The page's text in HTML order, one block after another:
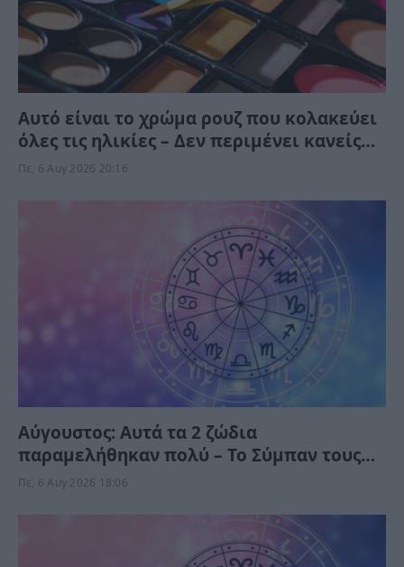
Αυτό είναι το χρώμα ρουζ που κολακεύει
όλες τις ηλικίες – Δεν περιμένει κανείς
ότι “χαρίζει” τέτοια φρεσκάδα και
Πε, 6 Αυγ 2026 20:16
Αύγουστος: Αυτά τα 2 ζώδια
παραμελήθηκαν πολύ – Το Σύμπαν τους
δίνει τύχη το Σαββατοκύριακο
Πε, 6 Αυγ 2026 18:06